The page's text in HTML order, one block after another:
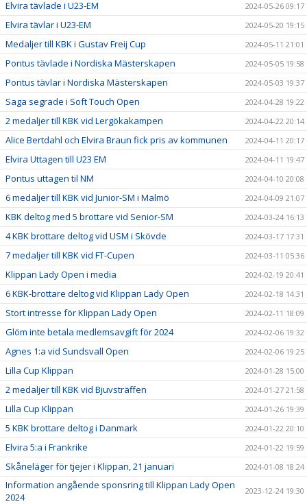
Elvira tävlade i U23-EM 2024-05-26 09:17
Elvira tävlar i U23-EM 2024-05-20 19:15
Medaljer till KBK i Gustav Freij Cup 2024-05-11 21:01
Pontus tävlade i Nordiska Mästerskapen 2024-05-05 19:58
Pontus tävlar i Nordiska Mästerskapen 2024-05-03 19:37
Saga segrade i Soft Touch Open 2024-04-28 19:22
2 medaljer till KBK vid Lergökakampen 2024-04-22 20:14
Alice Bertdahl och Elvira Braun fick pris av kommunen 2024-04-11 20:17
Elvira Uttagen till U23 EM 2024-04-11 19:47
Pontus uttagen til NM 2024-04-10 20:08
6 medaljer till KBK vid Junior-SM i Malmö 2024-04-09 21:07
KBK deltog med 5 brottare vid Senior-SM 2024-03-24 16:13
4 KBK brottare deltog vid USM i Skövde 2024-03-17 17:31
7 medaljer till KBK vid FT-Cupen 2024-03-11 05:36
Klippan Lady Open i media 2024-02-19 20:41
6 KBK-brottare deltog vid Klippan Lady Open 2024-02-18 14:31
Stort intresse för Klippan Lady Open 2024-02-11 18:09
Glöm inte betala medlemsavgift för 2024 2024-02-06 19:32
Agnes 1:a vid Sundsvall Open 2024-02-06 19:25
Lilla Cup Klippan 2024-01-28 15:00
2 medaljer till KBK vid Bjuvsträffen 2024-01-27 21:58
Lilla Cup Klippan 2024-01-26 19:39
5 KBK brottare deltog i Danmark 2024-01-22 20:10
Elvira 5:a i Frankrike 2024-01-22 19:59
Skåneläger för tjejer i Klippan, 21 januari 2024-01-08 18:24
Information angående sponsring till Klippan Lady Open
2024
2023-12-24 19:30